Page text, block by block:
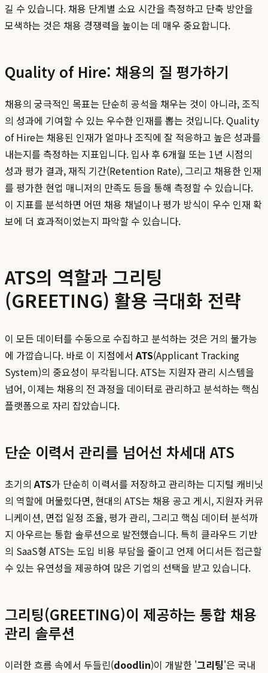
길 수 있습니다. 채용 단계별 소요 시간을 측정하고 단축 방안을
모색하는 것은 채용 경쟁력을 높이는 데 매우 중요합니다.
Quality of Hire: 채용의 질 평가하기
채용의 궁극적인 목표는 단순히 공석을 채우는 것이 아니라, 조직
의 성과에 기여할 수 있는 우수한 인재를 뽑는 것입니다. Quality
of Hire는 채용된 인재가 얼마나 조직에 잘 적응하고 높은 성과를
내는지를 측정하는 지표입니다. 입사 후 6개월 또는 1년 시점의
성과 평가 결과, 재직 기간(Retention Rate), 그리고 채용한 인재
를 평가한 현업 매니저의 만족도 등을 통해 측정할 수 있습니다.
이 지표를 분석하면 어떤 채용 채널이나 평가 방식이 우수 인재 확
보에 더 효과적이었는지 파악할 수 있습니다.
ATS의 역할과 그리팅
(GREETING) 활용 극대화 전략
이 모든 데이터를 수동으로 수집하고 분석하는 것은 거의 불가능
에 가깝습니다. 바로 이 지점에서ATS(Applicant Tracking
System)의 중요성이 부각됩니다. ATS는 지원자 관리 시스템을
넘어, 이제는 채용의 전 과정을 데이터로 관리하고 분석하는 핵심
플랫폼으로 자리 잡았습니다.
단순 이력서 관리를 넘어선 차세대 ATS
초기의ATS가 단순히 이력서를 저장하고 관리하는 디지털 캐비닛
의 역할에 머물렀다면, 현대의 ATS는 채용 공고 게시, 지원자 커뮤
니케이션, 면접 일정 조율, 평가 관리, 그리고 핵심 데이터 분석까
지 아우르는 통합 솔루션으로 발전했습니다. 특히 클라우드 기반
의 SaaS형 ATS는 도입 비용 부담을 줄이고 언제 어디서든 접근할
수 있는 유연성을 제공하여 많은 기업의 선택을 받고 있습니다.
그리팅(GREETING)이 제공하는 통합 채용
관리 솔루션
이러한 흐름 속에서 두들린(doodlin)이 개발한 '그리팅'은 국내